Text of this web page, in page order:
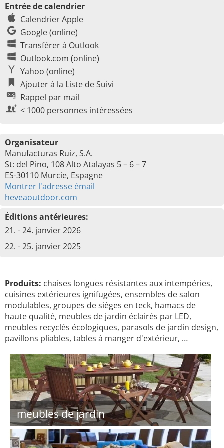
Entrée de calendrier
Calendrier Apple
Google (online)
Transférer à Outlook
Outlook.com (online)
Yahoo (online)
Ajouter à la Liste de Suivi
Rappel par mail
< 1000 personnes intéressées
Organisateur
Manufacturas Ruiz, S.A.
St: del Pino, 108 Alto Atalayas 5 – 6 – 7
ES-30110 Murcie, Espagne
Montrer l'adresse émail
heveaoutdoor.com
Éditions antérieures:
21. - 24. janvier 2026
22. - 25. janvier 2025
Produits: chaises longues résistantes aux intempéries,
cuisines extérieures ignifugées, ensembles de salon
modulables, groupes de sièges en teck, hamacs de
haute qualité, meubles de jardin éclairés par LED,
meubles recyclés écologiques, parasols de jardin design,
pavillons pliables, tables à manger d'extérieur, …
meubles de jardin